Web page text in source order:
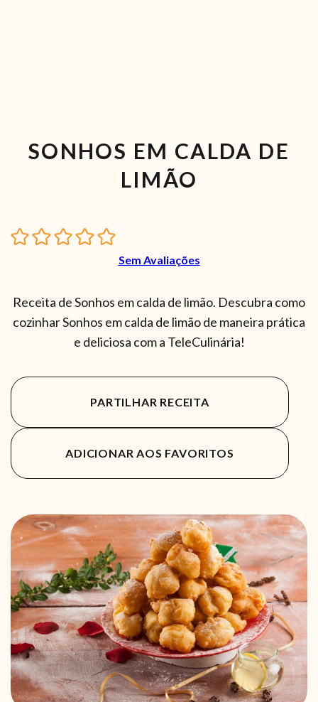
SONHOS EM CALDA DE
LIMÃO
Sem Avaliações
Receita de Sonhos em calda de limão. Descubra como
cozinhar Sonhos em calda de limão de maneira prática
e deliciosa com a TeleCulinária!
PARTILHAR RECEITA
ADICIONAR AOS FAVORITOS